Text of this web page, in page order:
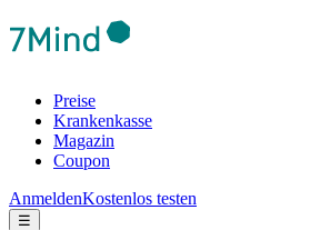
Preise
Krankenkasse
Magazin
Coupon
AnmeldenKostenlos testen
☰